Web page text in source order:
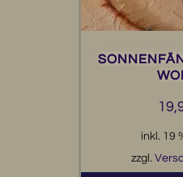
inkl. 19
zzgl.